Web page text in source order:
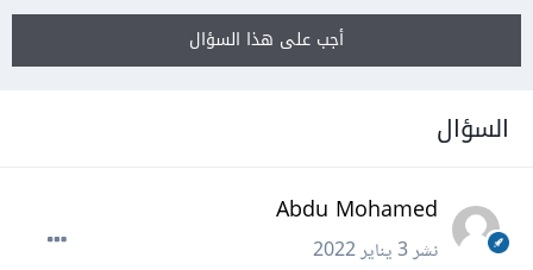
أجب على هذا السؤال
السؤال
Abdu Mohamed
نشر3 يناير 2022